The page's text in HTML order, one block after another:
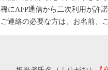
稀にAFP通信から二次利用が許
ご連絡の必要な方は、お名前、